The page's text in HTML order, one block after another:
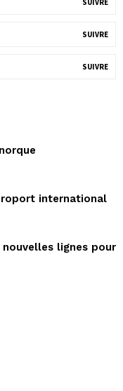
SUIVRE
SUIVRE
SUIVRE
international
nouvelles lignes pour